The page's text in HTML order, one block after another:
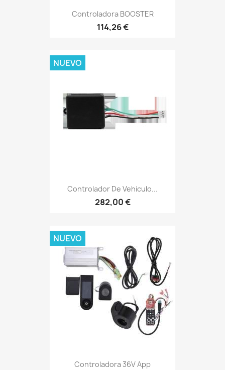
Controladora BOOSTER
114,26 €
Controlador De Vehiculo...
282,00 €
NUEVO
Controladora 36V App
NUEVO